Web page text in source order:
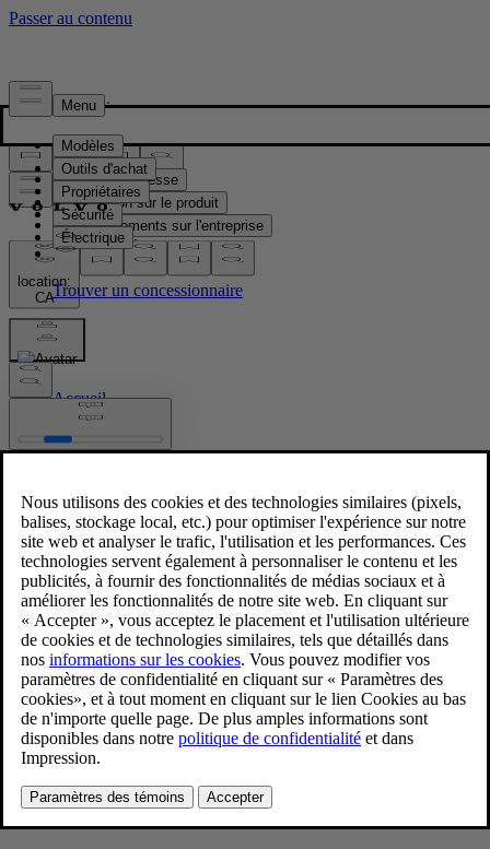
Presse & Médias
Matériel de presse
Information sur le produit
Renseignements sur l'entreprise
Contacts médias
location:
CA
Images
Accueil
/Images
Volvo EX60 première mondiale
1/21/2026
Favoris
Partager
Télécharger
Première mondiale de la nouvelle Volvo EX60 à Stockholm
Pour consulter toute l’information sur les droits d’auteur, cliquez ici